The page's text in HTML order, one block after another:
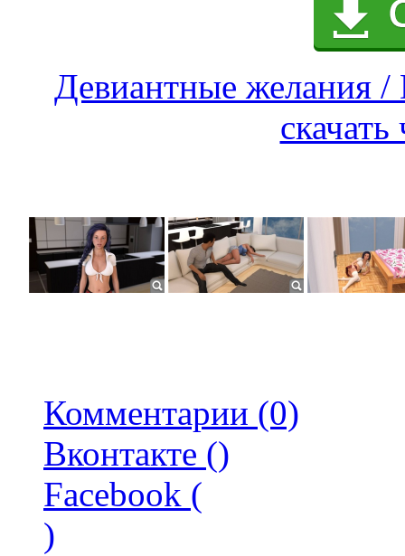
Девиантные желания
скачать
Комментарии (0)
Вконтакте ()
Facebook (
)